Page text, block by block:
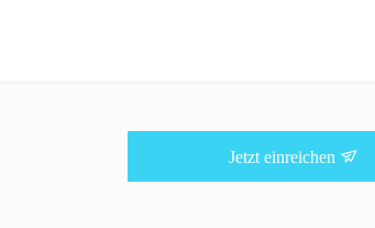
Jetzt einreichen